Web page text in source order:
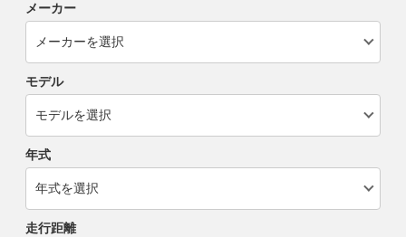
メーカー
モデル
年式
走行距離